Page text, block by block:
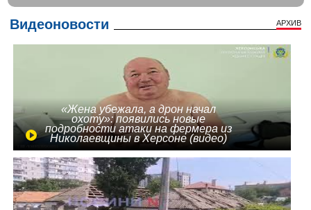
Видеоновости АРХИВ
«Жена убежала, а дрон начал
охоту»: появились новые
подробности атаки на фермера из
Николаевщины в Херсоне (видео)